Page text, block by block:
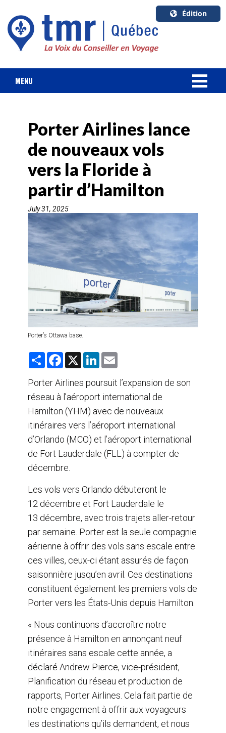
Édition
U.S.A.
English
Canada
Français
MENU
FORFAIT VACANCES
CROISIÈRES
HOTELS & RESORTS
DESTINATIONS
AGENTS DE VOYAGE
FORMATION & RESSOURCES
Porter Airlines lance
de nouveaux vols
vers la Floride à
partir d’Hamilton
July 31, 2025
Porter’s Ottawa base.
S
r
e
F
e
b
o
k
X
L
k
e
d
n
Porter Airlines poursuit l’expansion de son
réseau à l’aéroport international de
Hamilton (YHM) avec de nouveaux
itinéraires vers l’aéroport international
d’Orlando (MCO) et l’aéroport international
de Fort Lauderdale (FLL) à compter de
décembre.
Les vols vers Orlando débuteront le
12 décembre et Fort Lauderdale le
13 décembre, avec trois trajets aller-retour
par semaine. Porter est la seule compagnie
aérienne à offrir des vols sans escale entre
ces villes, ceux-ci étant assurés de façon
saisonnière jusqu’en avril. Ces destinations
constituent également les premiers vols de
Porter vers les États-Unis depuis Hamilton.
« Nous continuons d’accroître notre
présence à Hamilton en annonçant neuf
itinéraires sans escale cette année, a
déclaré Andrew Pierce, vice-président,
Planification du réseau et production de
rapports, Porter Airlines. Cela fait partie de
notre engagement à offrir aux voyageurs
les destinations qu’ils demandent, et nous